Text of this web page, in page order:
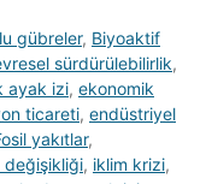
gübreler, Biyoaktif
sürdürülebilirlik,
ayak izi, ekonomik
ticareti, endüstriyel
yakıtlar,
değişikliği, iklim krizi,